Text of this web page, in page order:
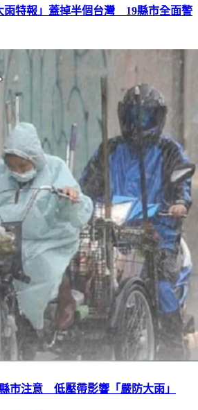
雨特報」蓋掉半個台灣 19縣市全面警
市注意 低壓帶影響「嚴防大雨」